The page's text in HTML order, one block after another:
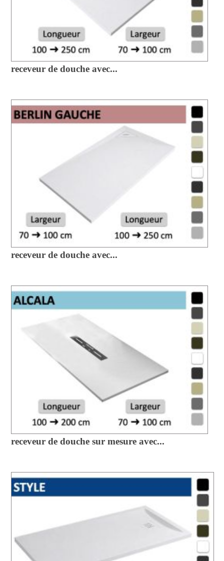
receveur de douche avec...
receveur de douche avec...
receveur de douche sur mesure avec...